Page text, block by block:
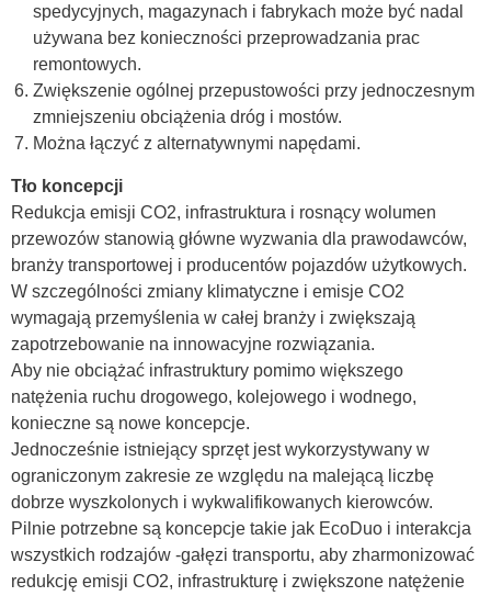
spedycyjnych, magazynach i fabrykach może być nadal
używana bez konieczności przeprowadzania prac
remontowych.
Zwiększenie ogólnej przepustowości przy jednoczesnym
zmniejszeniu obciążenia dróg i mostów.
Można łączyć z alternatywnymi napędami.
Tło koncepcji
Redukcja emisji CO2, infrastruktura i rosnący wolumen
przewozów stanowią główne wyzwania dla prawodawców,
branży transportowej i producentów pojazdów użytkowych.
W szczególności zmiany klimatyczne i emisje CO2
wymagają przemyślenia w całej branży i zwiększają
zapotrzebowanie na innowacyjne rozwiązania.
Aby nie obciążać infrastruktury pomimo większego
natężenia ruchu drogowego, kolejowego i wodnego,
konieczne są nowe koncepcje.
Jednocześnie istniejący sprzęt jest wykorzystywany w
ograniczonym zakresie ze względu na malejącą liczbę
dobrze wyszkolonych i wykwalifikowanych kierowców.
Pilnie potrzebne są koncepcje takie jak EcoDuo i interakcja
wszystkich rodzajów -gałęzi transportu, aby zharmonizować
redukcję emisji CO2, infrastrukturę i zwiększone natężenie